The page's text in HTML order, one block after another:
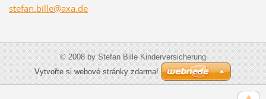
stefan.bille@axa.de
© 2008 by Stefan Bille Kinderversicherung
Vytvořte si webové stránky zdarma!